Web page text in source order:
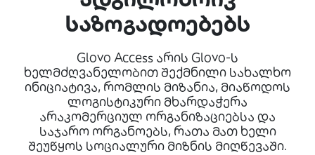
საზოგადოებებს
Glovo Access არის Glovo-ს
ხელმძღვანელობით შექმნილი სახალხო
ინიციატივა, რომლის მიზანია, მიაწოდოს
ლოგისტიკური მხარდაჭერა
არაკომერციულ ორგანიზაციებსა და
საჯარო ორგანოებს, რათა მათ ხელი
შეუწყოს სოციალური მიზნის მიღწევაში.